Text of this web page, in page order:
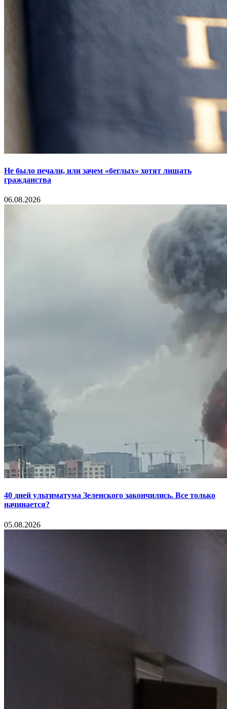
Не было печали, или зачем «беглых» хотят лишать
гражданства
06.08.2026
40 дней ультиматума Зеленского закончились. Все только
начинается?
05.08.2026